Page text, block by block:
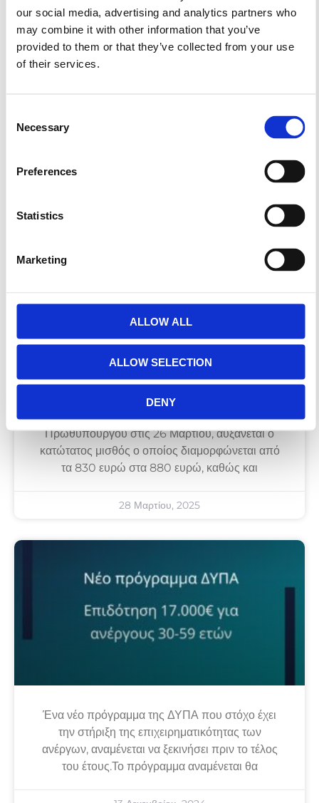
our social media, advertising and analytics partners who
may combine it with other information that you’ve
provided to them or that they’ve collected from your use
of their services.
Selection
Necessary
Preferences
Statistics
Marketing
ALLOW ALL
ALLOW SELECTION
DENY
item=5515
Prev
Σύμφωνα με την ανακοίνωση του
Πρωθυπουργού στις 26 Μαρτίου, αυξάνεται ο
κατώτατος μισθός ο οποίος διαμορφώνεται από
τα 830 ευρώ στα 880 ευρώ, καθώς και
28 Μαρτίου, 2025
Ένα νέο πρόγραμμα της ΔΥΠΑ που στόχο έχει
την στήριξη της επιχειρηματικότητας των
ανέργων, αναμένεται να ξεκινήσει πριν το τέλος
του έτους.Το πρόγραμμα αναμένεται θα